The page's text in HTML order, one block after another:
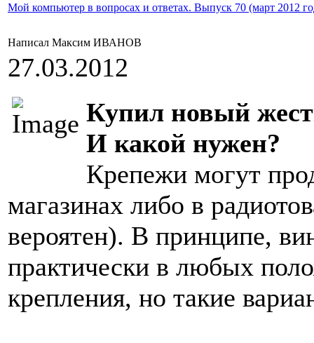
Мой компьютер в вопросах и ответах. Выпуск 70 (март 2012
Написал Максим ИВАНОВ
27.03.2012
Купил новый
И какой нужен?
Крепежи могут
магазинах либо в
вероятен). В принципе,
практически в любых
крепления, но такие